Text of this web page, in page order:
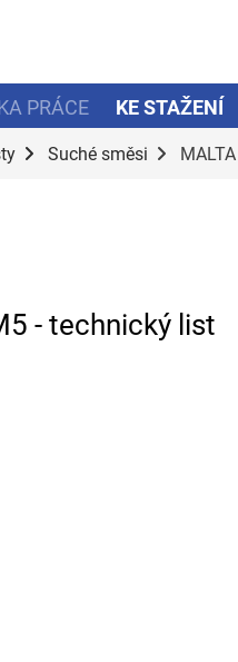
PRÁCE KE STAŽENÍ
Suché směsi
- technický list